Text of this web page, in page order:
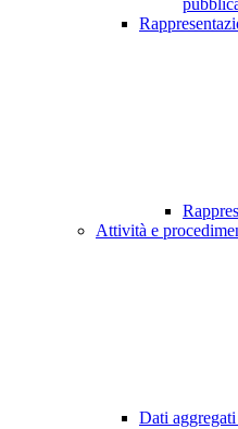
Attività e
Dati